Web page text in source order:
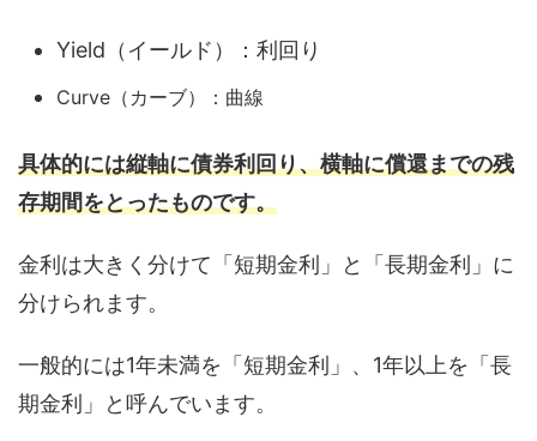
Yield（イールド）：利回り
Curve（カーブ）：曲線
具体的には縦軸に債券利回り、横軸に償還までの残
存期間をとったものです。
金利は大きく分けて「短期金利」と「長期金利」に
分けられます。
一般的には1年未満を「短期金利」、1年以上を「長
期金利」と呼んでいます。